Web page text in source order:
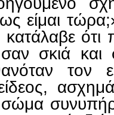
είμαι
ότι
σκιά και
τον
σώμα